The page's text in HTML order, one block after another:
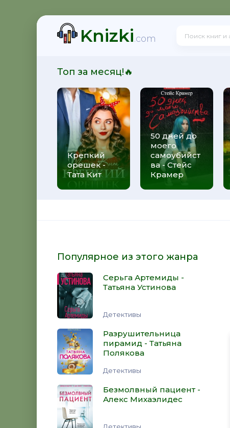
Knizki.com
Топ за месяц!🔥
Крепкий
орешек -
Тата Кит
50 дней до
моего
самоубийст
ва - Стейс
Крамер
Популярное из этого жанра
Серьга Артемиды -
Татьяна Устинова
Детективы
Разрушительница
пирамид - Татьяна
Полякова
Детективы
Безмолвный пациент -
Алекс Михаэлидес
- Татьяна Полякова
Михаэлидес